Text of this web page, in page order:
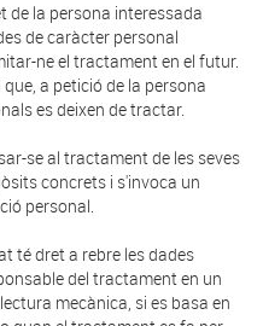
de la persona interessada
de caràcter personal
ne el tractament en el futur.
a petició de la persona
es deixen de tractar.
se al tractament de les seves
concrets i s'invoca un
personal.
té dret a rebre les dades
del tractament en un
mecànica, si es basa en